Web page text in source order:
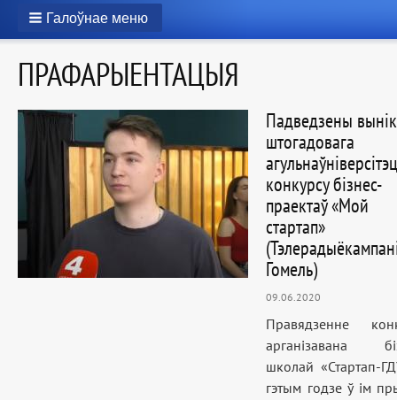
Галоўнае меню
ПРАФАРЫЕНТАЦЫЯ
Падведзены
штогадовага
конкурсу бізнес-
праектаў «Мой
стартап»
Гомель)
09.06.2020
Правядзенне
арганізавана
школай «Стартап-
гэтым годзе ў ім